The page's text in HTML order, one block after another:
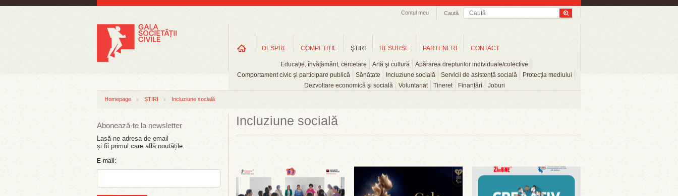
Caută
Contul meu
DESPRE COMPETIȚIE ŞTIRI
Educație, învățământ, cercetare Artă şi cultură
Apărarea drepturilor individuale/colective
Comportament civic şi participare publică
Sănătate Incluziune socială Servicii de asistență socială
Protecția mediului
Dezvoltare economică şi socială
Voluntariat Tineret Finanțări Joburi
RESURSE PARTENERI CONTACT
Homepage ȘTIRI Incluziune socială
Abonează-te la newsletter
Lasă-ne adresa de email
și fii primul care află noutățile.
E-mail:
Incluziune socială